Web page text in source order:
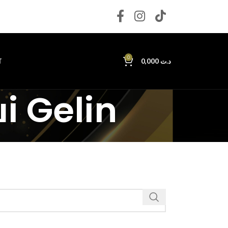
0 د.ت
Gelin